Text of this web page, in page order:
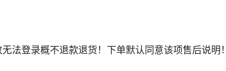
法登录概不退款退货！下单默认同意该项售后说明！